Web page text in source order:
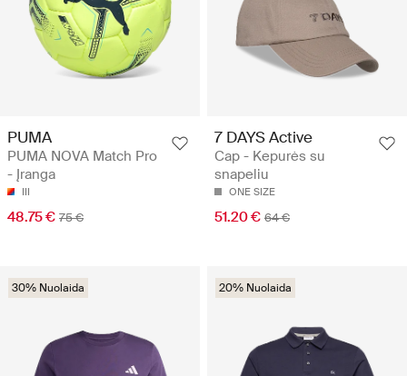
PUMA
PUMA NOVA Match Pro
- Įranga
III
48.75 € 75 €
7 DAYS Active
Cap - Kepurės su
snapeliu
ONE SIZE
51.20 € 64 €
30% Nuolaida 20% Nuolaida